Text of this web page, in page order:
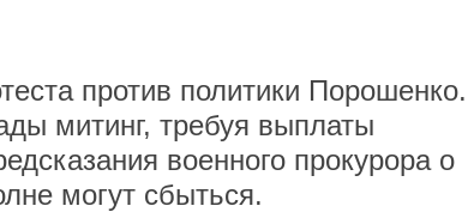
против политики Порошенко.
митинг, требуя выплаты
военного прокурора о
могут сбыться.